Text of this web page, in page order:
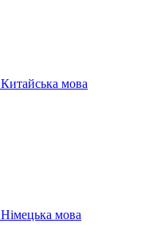
Китайська мова
Німецька мова